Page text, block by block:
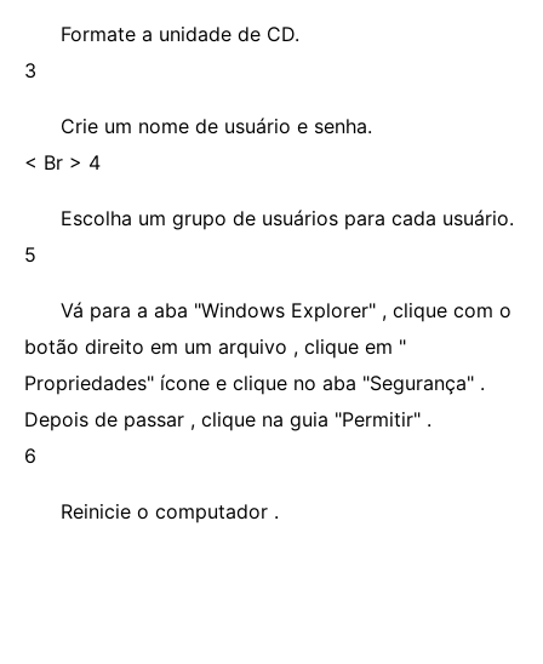
Formate a unidade de CD.
3
Crie um nome de usuário e senha.
< Br > 4
Escolha um grupo de usuários para cada usuário.
5
Vá para a aba "Windows Explorer" , clique com o
botão direito em um arquivo , clique em "
Propriedades" ícone e clique no aba "Segurança" .
Depois de passar , clique na guia "Permitir" .
6
Reinicie o computador .